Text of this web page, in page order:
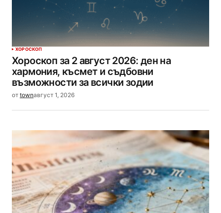
ХОРОСКОП
Хороскоп за 2 август 2026: ден на
хармония, късмет и съдбовни
възможности за всички зодии
от townавгуст 1, 2026